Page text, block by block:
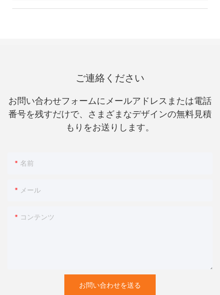
ご連絡ください
お問い合わせフォームにメールアドレスまたは電話
番号を残すだけで、さまざまなデザインの無料見積
もりをお送りします。
名前
メール
コンテンツ
お問い合わせを送る